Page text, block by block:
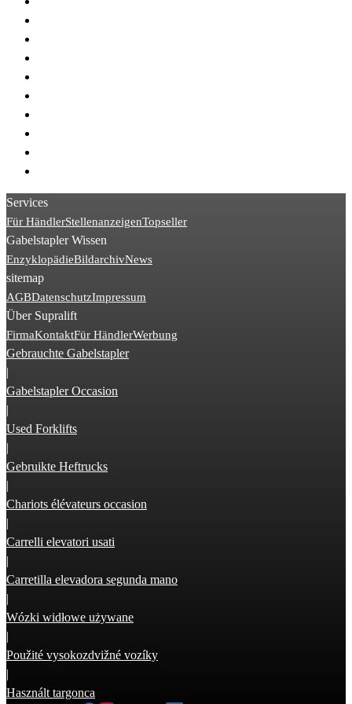
Services
Für HändlerStellenanzeigenTopseller
Gabelstapler Wissen
EnzyklopädieBildarchivNews
sitemap
AGBDatenschutzImpressum
Über Supralift
FirmaKontaktFür HändlerWerbung
Gebrauchte Gabelstapler
|
Gabelstapler Occasion
|
Used Forklifts
|
Gebruikte Heftrucks
|
Chariots élévateurs occasion
|
Carrelli elevatori usati
|
Carretilla elevadora segunda mano
|
Wózki widłowe używane
|
Použité vysokozdvižné vozíky
|
Használt targonca